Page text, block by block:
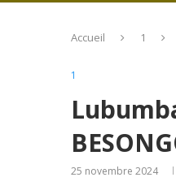
Accueil 1
1
25 novembre 2024